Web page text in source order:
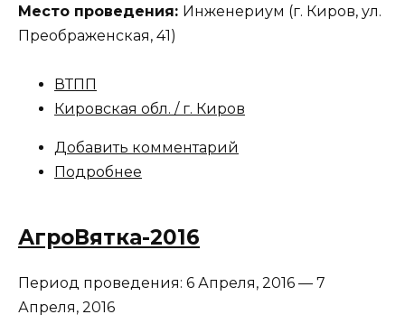
Место проведения: Инженериум (г. Киров, ул.
Преображенская, 41)
ВТПП
Кировская обл. / г. Киров
Добавить комментарий
Подробнее
АгроВятка-2016
Период проведения: 6 Апреля, 2016 — 7
Апреля, 2016